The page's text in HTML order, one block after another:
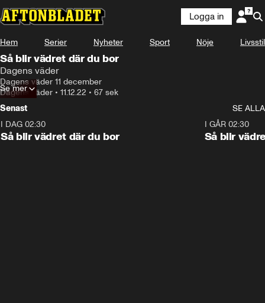
Logga in
Hem Serier Nyheter Sport Nöje Livsstil
Så blir vädret där du bor
Dagens väder
Dagens väder 11 december
Dagens väder • 11.12.22 • 67 sek
Se mer
Senast
SE ALLA
I DAG 02:30
Så blir vädret där du bor
I GÅR 02:30
Så blir